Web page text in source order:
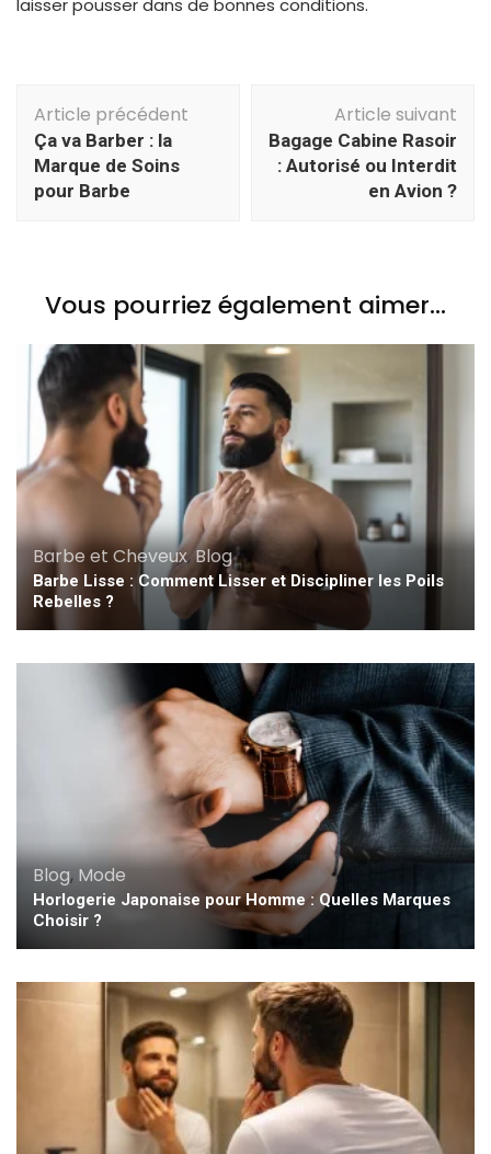
laisser pousser dans de bonnes conditions.
d'article
Article précédent
Ça va Barber : la
Marque de Soins
pour Barbe
Article suivant
Bagage Cabine Rasoir
: Autorisé ou Interdit
en Avion ?
Vous pourriez également aimer...
Barbe et Cheveux,Blog
Barbe Lisse : Comment Lisser et Discipliner les Poils
Rebelles ?
Blog, Mode
Horlogerie Japonaise pour Homme : Quelles Marques
Choisir ?